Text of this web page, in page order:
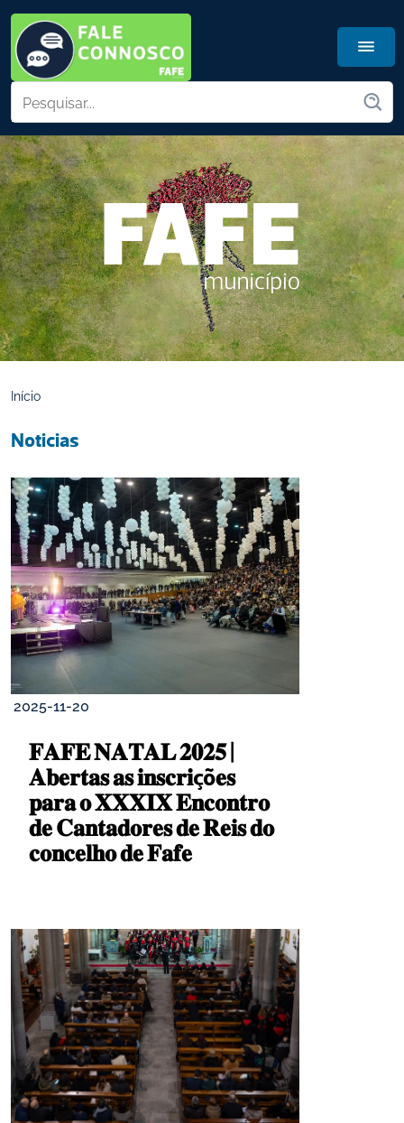
Início
Noticias
2025-11-20
𝐅𝐀𝐅𝐄 𝐍𝐀𝐓𝐀𝐋 𝟐𝟎𝟐𝟓 |
𝐀𝐛𝐞𝐫𝐭𝐚𝐬 𝐚𝐬 𝐢𝐧𝐬𝐜𝐫𝐢çõ𝐞𝐬
𝐩𝐚𝐫𝐚 𝐨 𝐗𝐗𝐗𝐈𝐗 𝐄𝐧𝐜𝐨𝐧𝐭𝐫𝐨
𝐝𝐞 𝐂𝐚𝐧𝐭𝐚𝐝𝐨𝐫𝐞𝐬 𝐝𝐞 𝐑𝐞𝐢𝐬 𝐝𝐨
𝐜𝐨𝐧𝐜𝐞𝐥𝐡𝐨 𝐝𝐞 𝐅𝐚𝐟𝐞